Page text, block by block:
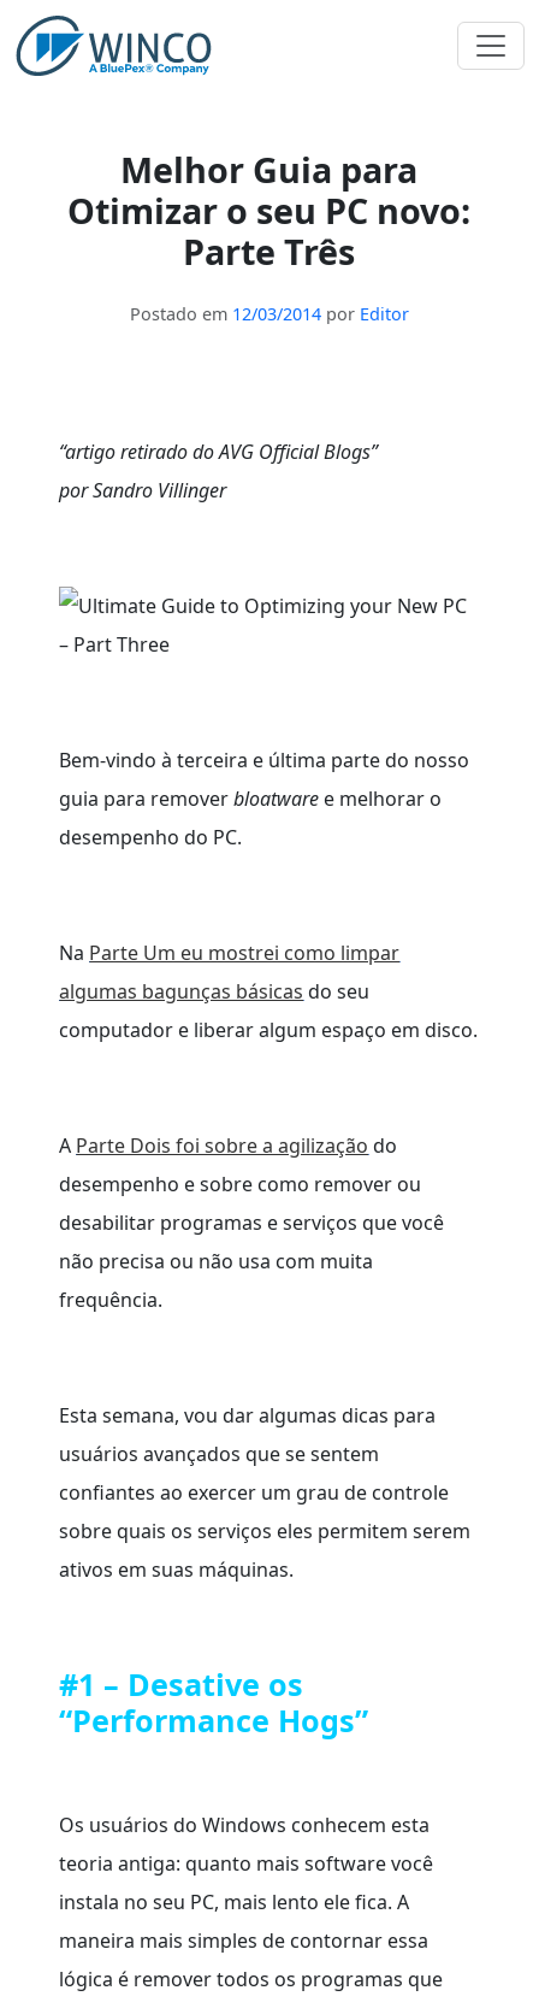
Pular
para
Melhor Guia para
Otimizar o seu PC novo:
Parte Três
Postado em 12/03/2014por Editor
“artigo retirado do AVG Official Blogs”
por Sandro Villinger
Bem-vindo à terceira e última parte do nosso
guia para removerbloatware e melhorar o
desempenho do PC.
Na Parte Um eu mostrei como limpar
algumas bagunças básicas do seu
computador e liberar algum espaço em disco.
A Parte Dois foi sobre a agilização do
desempenho e sobre como remover ou
desabilitar programas e serviços que você
não precisa ou não usa com muita
frequência.
Esta semana, vou dar algumas dicas para
usuários avançados que se sentem
confiantes ao exercer um grau de controle
sobre quais os serviços eles permitem serem
ativos em suas máquinas.
#1 – Desative os
“Performance Hogs”
Os usuários do Windows conhecem esta
teoria antiga: quanto mais software você
instala no seu PC, mais lento ele fica. A
maneira mais simples de contornar essa
lógica é remover todos os programas que